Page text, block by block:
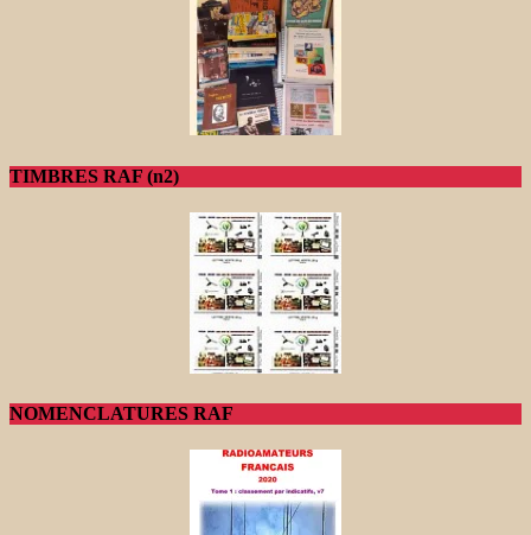
TIMBRES RAF (n2)
NOMENCLATURES RAF